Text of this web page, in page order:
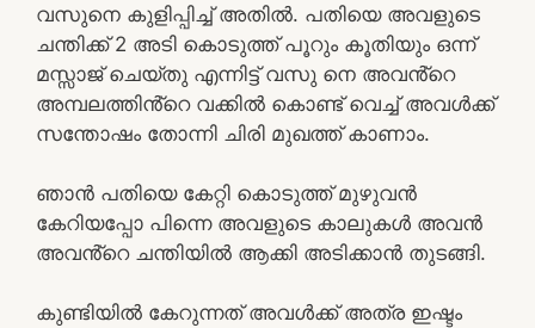
വസുനെ കുളിപ്പിച്ച് അതിൽ. പതിയെ അവളുടെ
ചന്തിക്ക് 2 അടി കൊടുത്ത് പൂറും കൂതിയും ഒന്ന്
മസ്സാജ് ചെയ്തു എന്നിട്ട് വസു നെ അവൻ്റെ
അമ്പലത്തിൻ്റെ വക്കിൽ കൊണ്ട് വെച്ച് അവൾക്ക്
സന്തോഷം തോന്നി ചിരി മുഖത്ത് കാണാം.
ഞാൻ പതിയെ കേറ്റി കൊടുത്ത് മുഴുവൻ
കേറിയപ്പോ പിന്നെ അവളുടെ കാലുകൾ അവൻ
അവൻ്റെ ചന്തിയിൽ ആക്കി അടിക്കാൻ തുടങ്ങി.
കുണ്ടിയിൽ കേറുന്നത് അവൾക്ക് അത്ര ഇഷ്ടം